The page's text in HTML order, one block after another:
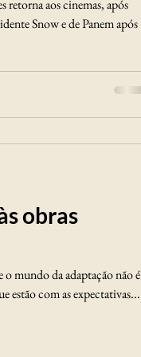
retorna aos cinemas, após
Snow e de Panem após
obras
o mundo da adaptação não é
estão com as expectativas...